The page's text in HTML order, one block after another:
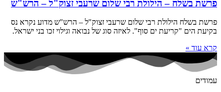
פרשת בשלח – הילולת רבי שלום שרעבי זצוק"ל – הרש"ש
פרשת בשלח הילולת רבי שלום שרעבי זצוק"ל – הרש"ש מדוע נקרא נס
בקיעת הים "קריעת ים סוף". לאיזה סוג של נבואה וגילוי זכו בני ישראל.
קרא עוד »
עמודים